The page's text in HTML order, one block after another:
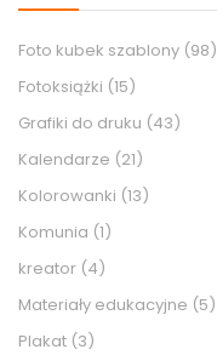
Foto kubek szablony (98)
Fotoksiążki (15)
Grafiki do druku (43)
Kalendarze (21)
Kolorowanki (13)
Komunia (1)
kreator (4)
Materiały edukacyjne (5)
Plakat (3)